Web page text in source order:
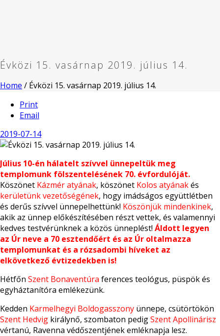
Évközi 15. vasárnap 2019. július 14.
Home / Évközi 15. vasárnap 2019. július 14.
Print
Email
2019-07-14
Július 10-én hálatelt szívvel ünnepeltük meg
templomunk fölszentelésének 70. évfordulóját.
Köszönet Kázmér atyának, köszönet Kolos atyánakés
kerületünk vezetőségének, hogy imádságos együttlétben
és derűs szívvel ünnepelhettünk! Köszönjük mindenkinek,
akik az ünnep előkészítésében részt vettek, és valamennyi
kedves testvérünknek a közös ünneplést! Áldott legyen
az Úr neve a 70 esztendőért és az Úr oltalmazza
templomunkat és a rózsadombi híveket az
elkövetkező évtizedekben is!
Hétfőn Szent Bonaventúra ferences teológus, püspök és
egyháztanítóra emlékezünk.
Kedden Karmelhegyi Boldogasszony ünnepe, csütörtökön
Szent Hedvig királynő, szombaton pedigSzent Apollinárisz
vértanú, Ravenna védőszentjének emléknapja lesz.